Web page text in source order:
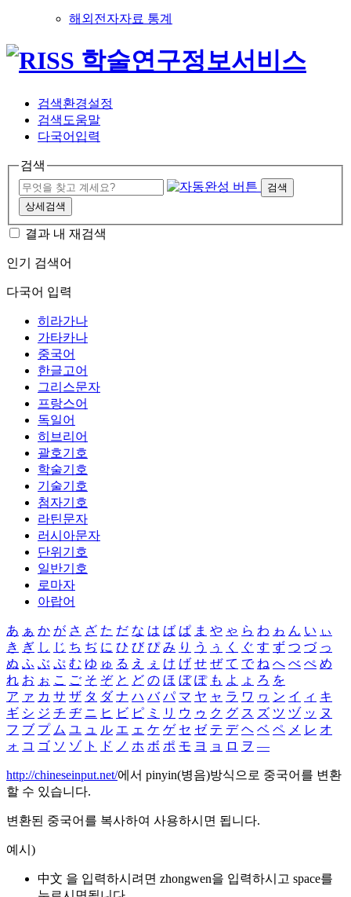
해외전자자료 통계
검색환경설정
검색도움말
다국어입력
검색
검색
상세검색
결과 내 재검색
인기 검색어
다국어 입력
히라가나
가타카나
중국어
한글고어
그리스문자
프랑스어
독일어
히브리어
괄호기호
학술기호
기술기호
첨자기호
라틴문자
러시아문자
단위기호
일반기호
로마자
아랍어
あ ぁ か が さ ざ た だ な は ば ぱ ま や ゃ ら わ ゎ ん い ぃ
き ぎ し じ ち ぢ に ひ び ぴ み り う ぅ く ぐ す ず つ づ っ
ぬ ふ ぶ ぷ む ゆ ゅ る え ぇ け げ せ ぜ て で ね へ べ ぺ め
れ お ぉ こ ご そ ぞ と ど の ほ ぼ ぽ も よ ょ ろ を
ア ァ カ サ ザ タ ダ ナ ハ バ パ マ ヤ ャ ラ ワ ヮ ン イ ィ キ
ギ シ ジ チ ヂ ニ ヒ ビ ピ ミ リ ウ ゥ ク グ ス ズ ツ ヅ ッ ヌ
フ ブ プ ム ユ ュ ル エ ェ ケ ゲ セ ゼ テ デ ヘ ベ ペ メ レ オ
ォ コ ゴ ソ ゾ ト ド ノ ホ ボ ポ モ ヨ ョ ロ ヲ ―
http://chineseinput.net/에서 pinyin(병음)방식으로 중국어를 변환
할 수 있습니다.
변환된 중국어를 복사하여 사용하시면 됩니다.
예시)
中文 을 입력하시려면 zhongwen을 입력하시고 space를